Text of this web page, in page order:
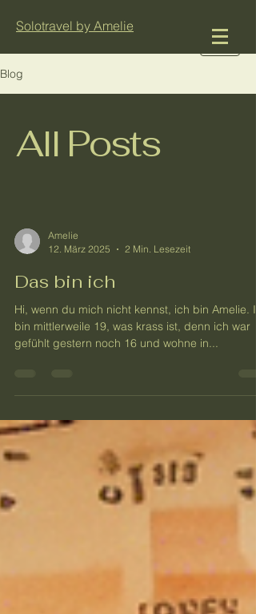
Solotravel by Amelie
Blog
All Posts
Amelie
12. März 2025
2 Min. Lesezeit
Das bin ich
Hi, wenn du mich nicht kennst, ich bin Amelie.
bin mittlerweile 19, was krass ist, denn ich war
gefühlt gestern noch 16 und wohne in...